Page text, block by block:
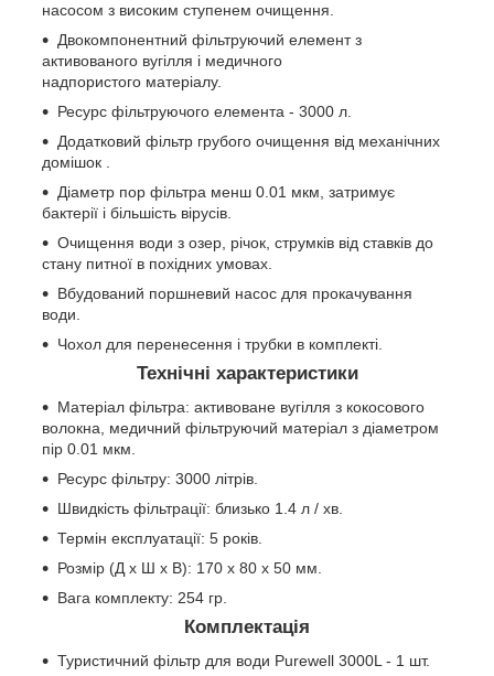
насосом з високим ступенем очищення.
Двокомпонентний фільтруючий елемент з
активованого вугілля і медичного
надпористого матеріалу.
Ресурс фільтруючого елемента - 3000 л.
Додатковий фільтр грубого очищення від механічних
домішок .
Діаметр пор фільтра менш 0.01 мкм, затримує
бактерії і більшість вірусів.
Очищення води з озер, річок, струмків від ставків до
стану питної в похідних умовах.
Вбудований поршневий насос для прокачування
води.
Чохол для перенесення і трубки в комплекті.
Технічні характеристики
Матеріал фільтра: активоване вугілля з кокосового
волокна, медичний фільтруючий матеріал з діаметром
пір 0.01 мкм.
Ресурс фільтру: 3000 літрів.
Швидкість фільтрації: близько 1.4 л / хв.
Термін експлуатації: 5 років.
Розмір (Д х Ш х В): 170 х 80 х 50 мм.
Вага комплекту: 254 гр.
Комплектація
Туристичний фільтр для води Purewell 3000L - 1 шт.